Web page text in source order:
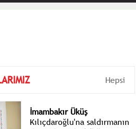
Hepsi
İmambakır Üküş
Kılıçdaroğlu'na saldırmanın